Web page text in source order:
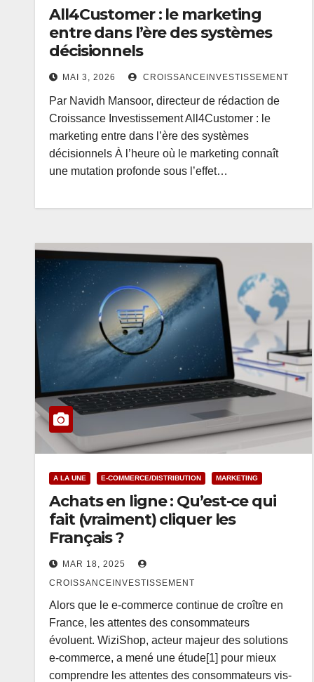
All4Customer : le marketing
entre dans l’ère des systèmes
décisionnels
MAI 3, 2026 CROISSANCEINVESTISSEMENT
Par Navidh Mansoor, directeur de rédaction de
Croissance Investissement All4Customer : le
marketing entre dans l’ère des systèmes
décisionnels À l’heure où le marketing connaît
une mutation profonde sous l’effet…
A LA UNE E-COMMERCE/DISTRIBUTION MARKETING
Achats en ligne : Qu’est-ce qui
fait (vraiment) cliquer les
Français ?
MAR 18, 2025
CROISSANCEINVESTISSEMENT
Alors que le e-commerce continue de croître en
France, les attentes des consommateurs
évoluent. WiziShop, acteur majeur des solutions
e-commerce, a mené une étude[1] pour mieux
comprendre les attentes des consommateurs vis-